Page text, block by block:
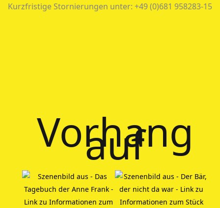
Kurzfristige Stornierungen unter: +49 (0)681 958283-15
Vorhang
auf